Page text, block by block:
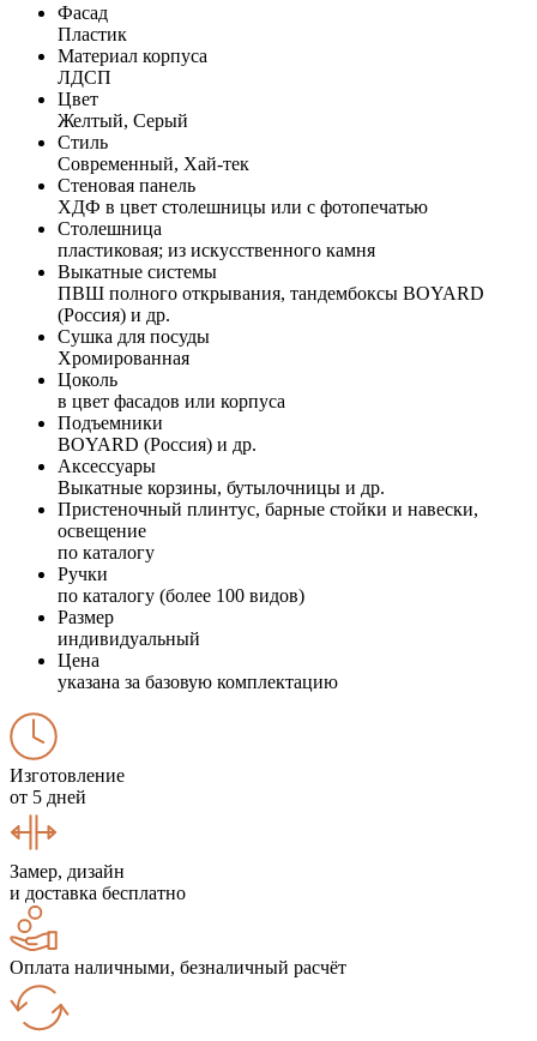
Фасад
Пластик
Материал корпуса
ЛДСП
Цвет
Желтый, Серый
Стиль
Современный, Хай-тек
Стеновая панель
ХДФ в цвет столешницы или с фотопечатью
Столешница
пластиковая; из искусственного камня
Выкатные системы
ПВШ полного открывания, тандембоксы BOYARD
(Россия) и др.
Сушка для посуды
Хромированная
Цоколь
в цвет фасадов или корпуса
Подъемники
BOYARD (Россия) и др.
Аксессуары
Выкатные корзины, бутылочницы и др.
Пристеночный плинтус, барные стойки и навески,
освещение
по каталогу
Ручки
по каталогу (более 100 видов)
Размер
индивидуальный
Цена
указана за базовую комплектацию
Изготовление
от 5 дней
Замер, дизайн
и доставка бесплатно
Оплата наличными, безналичный расчёт